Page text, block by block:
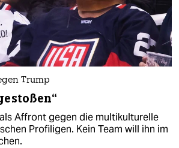
Trump
Affront gegen die multikulturelle
Profiligen. Kein Team will ihn im